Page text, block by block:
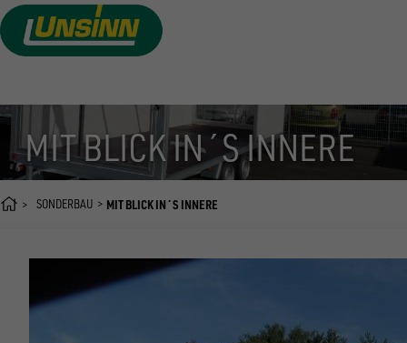
Direkt
zum
Inhalt
MIT BLICK IN´S INNERE
SONDERBAU MIT BLICK IN´S INNERE